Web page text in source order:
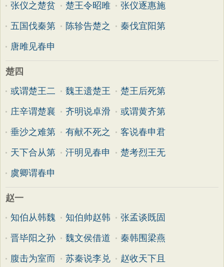
张仪之楚贫 楚王令昭雎 张仪逐惠施
五国伐秦第 陈轸告楚之 秦伐宜阳第
唐雎见春申
楚四
或谓楚王二
魏王遗楚王 楚王后死第
庄辛谓楚襄 齐明说卓滑 或谓黄齐第
垂沙之难第 有献不死之 客说春申君
天下合从第 汗明见春申 楚考烈王无
虞卿谓春申
赵一
知伯从韩魏
知伯帅赵韩 张孟谈既固
晋毕阳之孙 魏文侯借道 秦韩围梁燕
腹击为室而 苏秦说李兑 赵收天下且